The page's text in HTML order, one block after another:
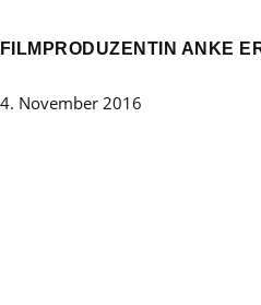
FILMPRODUZENTIN ANKE
4. November 2016